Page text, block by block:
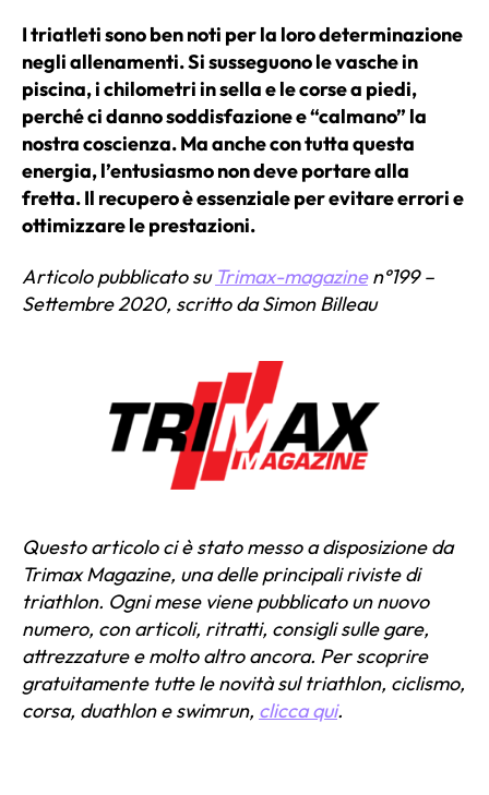
I triatleti sono ben noti per la loro determinazione
negli allenamenti. Si susseguono le vasche in
piscina, i chilometri in sella e le corse a piedi,
perché ci danno soddisfazione e “calmano” la
nostra coscienza. Ma anche con tutta questa
energia, l’entusiasmo non deve portare alla
fretta. Il recupero è essenziale per evitare errori e
ottimizzare le prestazioni.
Articolo pubblicato su Trimax-magazinen°199 –
Settembre 2020, scritto da Simon Billeau
Questo articolo ci è stato messo a disposizione da
Trimax Magazine, una delle principali riviste di
triathlon. Ogni mese viene pubblicato un nuovo
numero, con articoli, ritratti, consigli sulle gare,
attrezzature e molto altro ancora. Per scoprire
gratuitamente tutte le novità sul triathlon, ciclismo,
corsa, duathlon e swimrun, clicca qui.